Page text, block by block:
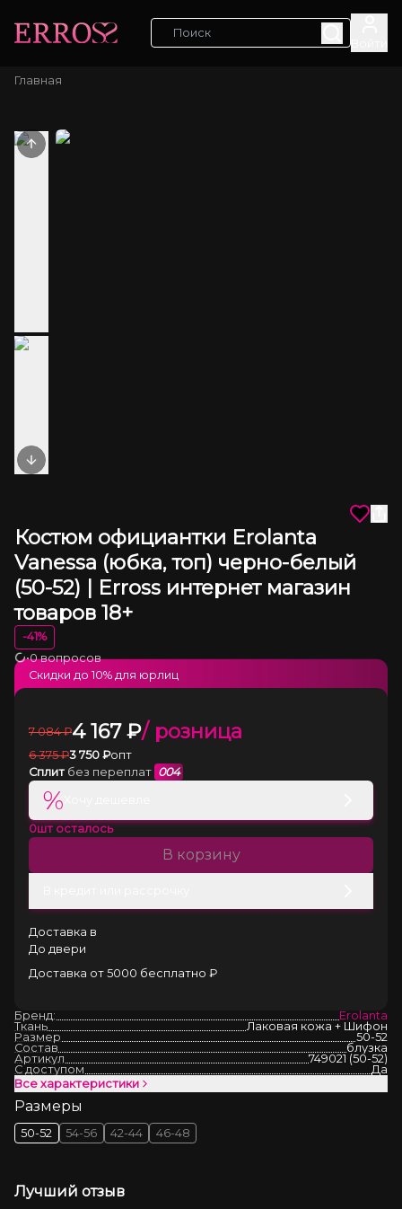
Главная
Previous slide
Next slide
Костюм официантки Erolanta
Vanessa (юбка, топ) черно-белый
(50-52) | Erross интернет магазин
товаров 18+
-41%
Загрузка
•0 вопросов
7 084 ₽4 167₽/ розница
6 375 ₽3 750 ₽опт
Сплит без переплат 004
%
0шт осталось
В корзину
Доставка в
До двери
Доставка от 5000 бесплатно ₽
Скидки до 10% для юрлиц
Бренд:
Erolanta
Ткань
Лаковая кожа + Шифон
Размер
50-52
Состав
блузка
Артикул
749021 (50-52)
С доступом
Да
Все характеристики
Размеры
50-52 54-56 42-44 46-48
Лучший отзыв